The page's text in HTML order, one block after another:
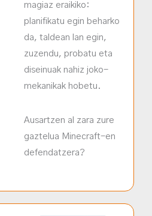
magiaz eraikiko:
planifikatu egin beharko
da, taldean lan egin,
zuzendu, probatu eta
diseinuak nahiz joko-
mekanikak hobetu.
Ausartzen al zara zure
gaztelua Minecraft-en
defendatzera?